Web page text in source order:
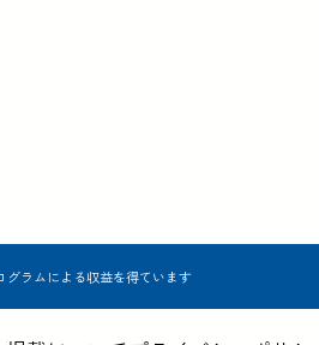
グラムによる収益を得ています